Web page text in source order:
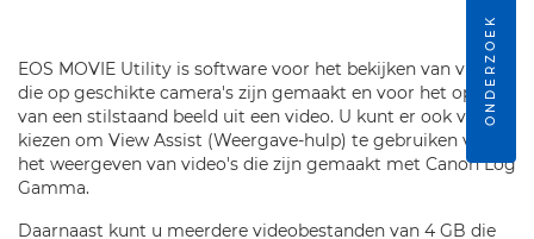
EOS MOVIE Utility is software voor het bekijken van video's
die op geschikte camera's zijn gemaakt en voor het opslaan
van een stilstaand beeld uit een video. U kunt er ook voor
kiezen om View Assist (Weergave-hulp) te gebruiken voor
het weergeven van video's die zijn gemaakt met Canon Log
Gamma.
Daarnaast kunt u meerdere videobestanden van 4 GB die
ONDERZOEK